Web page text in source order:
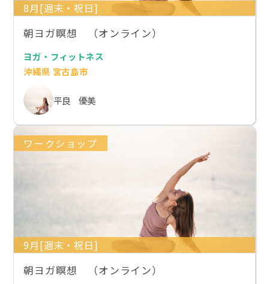
8月[週末・祝日]
朝ヨガ瞑想 （オンライン）
ヨガ・フィットネス
沖縄県 宮古島市
平良 優美
ワークショップ
9月[週末・祝日]
朝ヨガ瞑想 （オンライン）